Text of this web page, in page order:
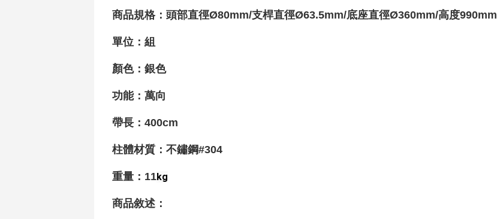
商品規格：頭部直徑Ø80mm/支桿直徑Ø63.5mm/底座直徑Ø360mm/高度990mm
單位：組
顏色：銀色
功能：萬向
帶長：400cm
柱體材質 ：不鏽鋼#304
重量 ：11kg
商品敘述：